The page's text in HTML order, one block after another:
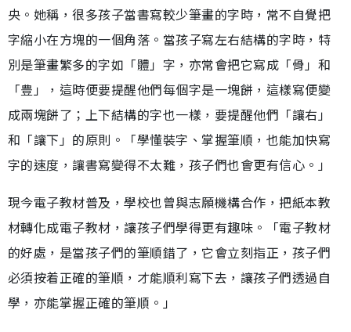
央。她稱，很多孩子當書寫較少筆畫的字時，常不自覺把
字縮小在方塊的一個角落。當孩子寫左右結構的字時，特
別是筆畫繁多的字如「體」字，亦常會把它寫成「骨」和
「豊」，這時便要提醒他們每個字是一塊餅，這樣寫便變
成兩塊餅了；上下結構的字也一樣，要提醒他們「讓右」
和「讓下」的原則。「學懂裝字、掌握筆順，也能加快寫
字的速度，讓書寫變得不太難，孩子們也會更有信心。」
現今電子教材普及，學校也曾與志願機構合作，把紙本教
材轉化成電子教材，讓孩子們學得更有趣味。「電子教材
的好處，是當孩子們的筆順錯了，它會立刻指正，孩子們
必須按着正確的筆順，才能順利寫下去，讓孩子們透過自
學，亦能掌握正確的筆順。」